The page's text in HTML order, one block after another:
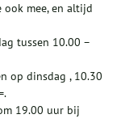
ook mee, en altijd
tussen 10.00 –
op dinsdag , 10.30
19.00 uur bij